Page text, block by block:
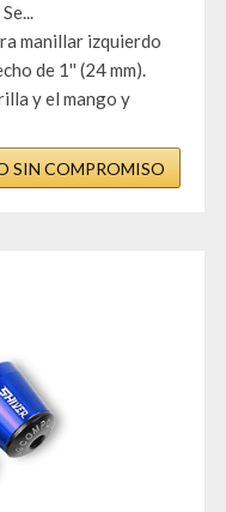
manillar izquierdo
de 1'' (24 mm).
y el mango y
SIN COMPROMISO